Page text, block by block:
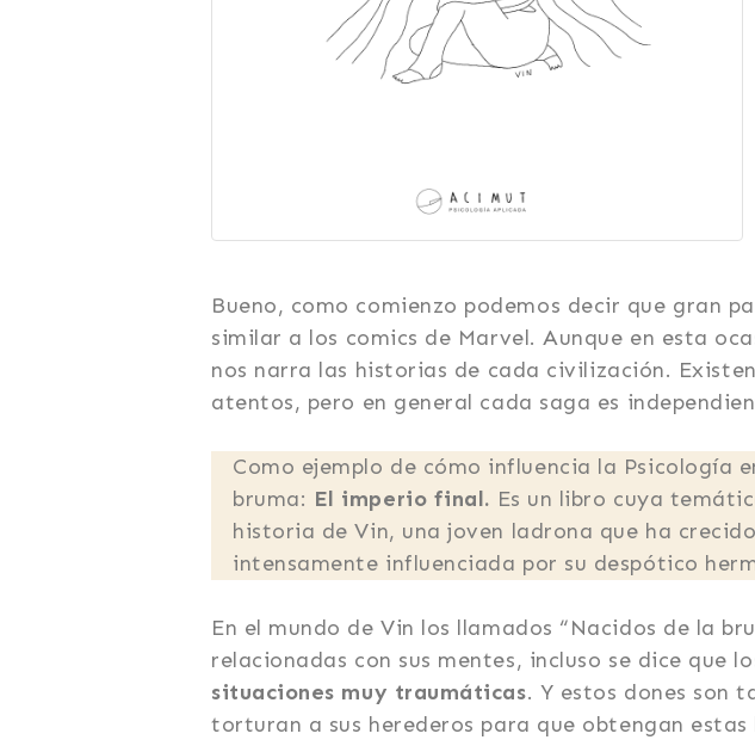
Bueno, como comienzo podemos decir que gran
similar a los comics de Marvel. Aunque en esta
nos narra las historias de cada civilización.
atentos, pero en general cada saga es
Como ejemplo de cómo influencia la Psicología
bruma: El imperio final. Es un libro cuya
historia de Vin, una joven ladrona que ha
intensamente influenciada por su despótico
En el mundo de Vin los llamados “Nacidos de la
relacionadas con sus mentes, incluso se dice que
situaciones muy traumáticas. Y estos dones son
torturan a sus herederos para que obtengan estas